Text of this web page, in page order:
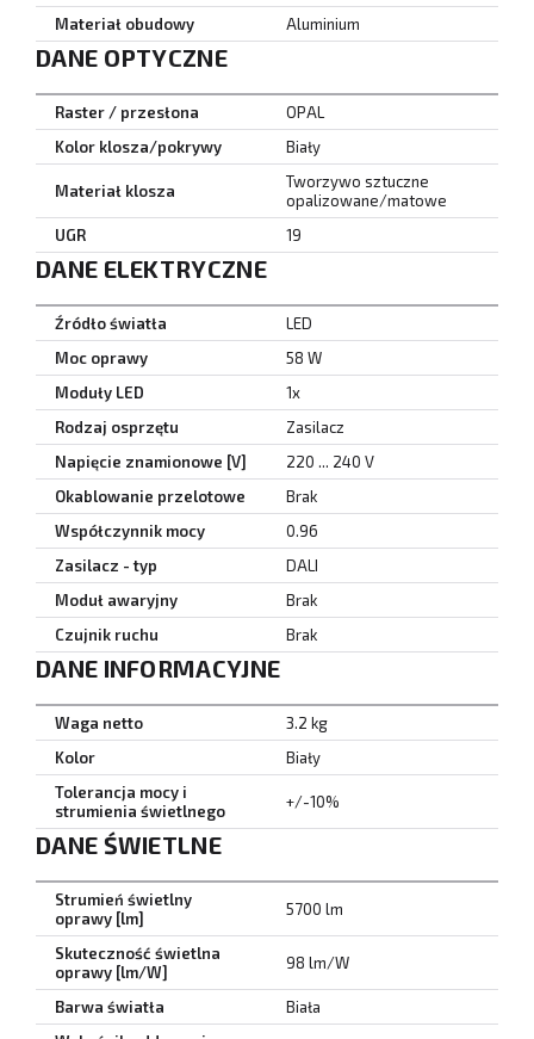
Materiał obudowy
Aluminium
DANE OPTYCZNE
Raster / przesłona
OPAL
Kolor klosza/pokrywy
Biały
Materiał klosza
Tworzywo sztuczne
opalizowane/matowe
UGR
19
DANE ELEKTRYCZNE
Źródło światła
LED
Moc oprawy
58 W
Moduły LED
1x
Rodzaj osprzętu
Zasilacz
Napięcie znamionowe [V]
220 ... 240 V
Okablowanie przelotowe
Brak
Współczynnik mocy
0.96
Zasilacz - typ
DALI
Moduł awaryjny
Brak
Czujnik ruchu
Brak
DANE INFORMACYJNE
Waga netto
3.2 kg
Kolor
Biały
Tolerancja mocy i
strumienia świetlnego
+/-10%
DANE ŚWIETLNE
Strumień świetlny
oprawy [lm]
5700 lm
Skuteczność świetlna
oprawy [lm/W]
98 lm/W
Barwa światła
Biała